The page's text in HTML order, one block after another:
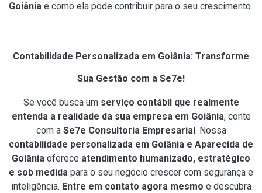
Goiânia e como ela pode contribuir para o seu crescimento.
Contabilidade Personalizada em Goiânia: Transforme
Sua Gestão com a Se7e!
Se você busca um serviço contábil que realmente
entenda a realidade da sua empresa em Goiânia, conte
com a Se7e Consultoria Empresarial . Nossa
contabilidade personalizada em Goiânia e Aparecida de
Goiânia oferece atendimento humanizado, estratégico
e sob medida para o seu negócio crescer com segurança e
inteligência. Entre em contato agora mesmo e descubra